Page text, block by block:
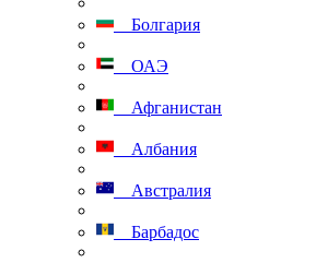
Болгария
ОАЭ
Афганистан
Албания
Австралия
Барбадос